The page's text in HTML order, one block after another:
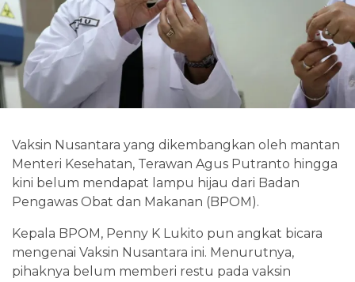
Vaksin Nusantara yang dikembangkan oleh mantan
Menteri Kesehatan, Terawan Agus Putranto hingga
kini belum mendapat lampu hijau dari Badan
Pengawas Obat dan Makanan (BPOM).
Kepala BPOM, Penny K Lukito pun angkat bicara
mengenai Vaksin Nusantara ini. Menurutnya,
pihaknya belum memberi restu pada vaksin